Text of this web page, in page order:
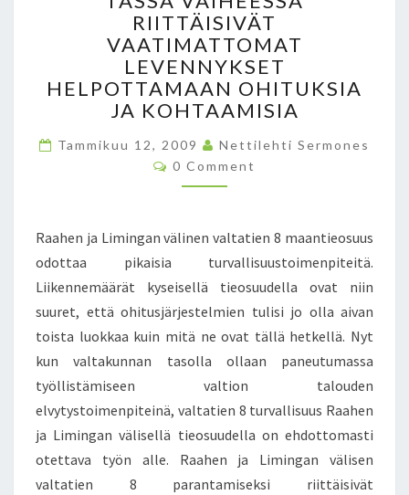
A
L
A
N
K
O
N
I
K
I
N
A
A
–
O
I
K
A
J
O
N
J
A
L
I
M
I
V
Ä
L
I
N
E
N
A
N
T
I
RIITTÄISIVÄT
VAATIMATTOMAT
LEVENNYKSET
HELPOTTAMAAN OHITUKSIA
JA KOHTAAMISIA
Tammikuu 12, 2009
Nettilehti Sermones
C
O
N
T
S
0 Comment
Raahen ja Limingan välinen valtatien 8 maantieosuus
odottaa pikaisia turvallisuustoimenpiteitä.
Liikennemäärät kyseisellä tieosuudella ovat niin
suuret, että ohitusjärjestelmien tulisi jo olla aivan
toista luokkaa kuin mitä ne ovat tällä hetkellä. Nyt
kun valtakunnan tasolla ollaan paneutumassa
työllistämiseen valtion talouden
elvytystoimenpiteinä, valtatien 8 turvallisuus Raahen
ja Limingan välisellä tieosuudella on ehdottomasti
otettava työn alle. Raahen ja Limingan välisen
valtatien 8 parantamiseksi riittäisivät